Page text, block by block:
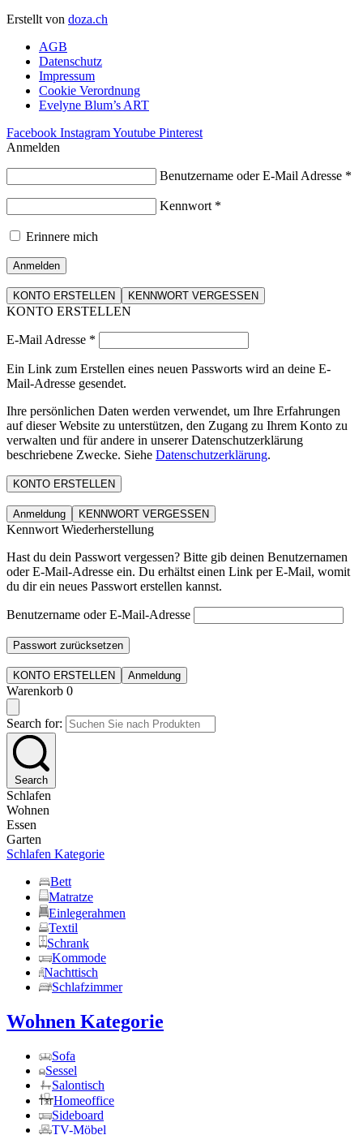
Erstellt von doza.ch
AGB
Datenschutz
Impressum
Cookie Verordnung
Evelyne Blum’s ART
Facebook InstagramYoutube Pinterest
Anmelden
Benutzername oder E-Mail Adresse *
Kennwort *
Erinnere mich
Anmelden
KONTO ERSTELLEN KENNWORT VERGESSEN
KONTO ERSTELLEN
E-Mail Adresse *
Ein Link zum Erstellen eines neuen Passworts wird an deine E-
Mail-Adresse gesendet.
Ihre persönlichen Daten werden verwendet, um Ihre Erfahrungen
auf dieser Website zu unterstützen, den Zugang zu Ihrem Konto zu
verwalten und für andere in unserer Datenschutzerklärung
beschriebene Zwecke. Siehe Datenschutzerklärung.
KONTO ERSTELLEN
Anmeldung KENNWORT VERGESSEN
Kennwort Wiederherstellung
Hast du dein Passwort vergessen? Bitte gib deinen Benutzernamen
oder E-Mail-Adresse ein. Du erhältst einen Link per E-Mail, womit
du dir ein neues Passwort erstellen kannst.
Benutzername oder E-Mail-Adresse
Passwort zurücksetzen
KONTO ERSTELLEN Anmeldung
Warenkorb 0
Search for:
Search
Schlafen
Wohnen
Essen
Garten
Schlafen Kategorie
Bett
Matratze
Einlegerahmen
Textil
Schrank
Kommode
Nachttisch
Schlafzimmer
Wohnen Kategorie
Sofa
Sessel
Salontisch
Homeoffice
Sideboard
TV-Möbel